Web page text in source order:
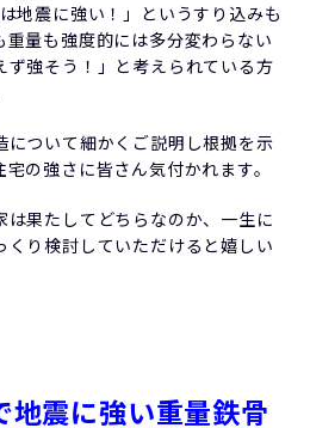
地震に強い！」というすり込みも
重量も強度的には多分変わらない
ず強そう！」と考えられている方
ついて細かくご説明し根拠を示
の強さに皆さん気付かれます。
果たしてどちらなのか、一生に
くり検討していただけると嬉しい
地震に強い重量鉄骨